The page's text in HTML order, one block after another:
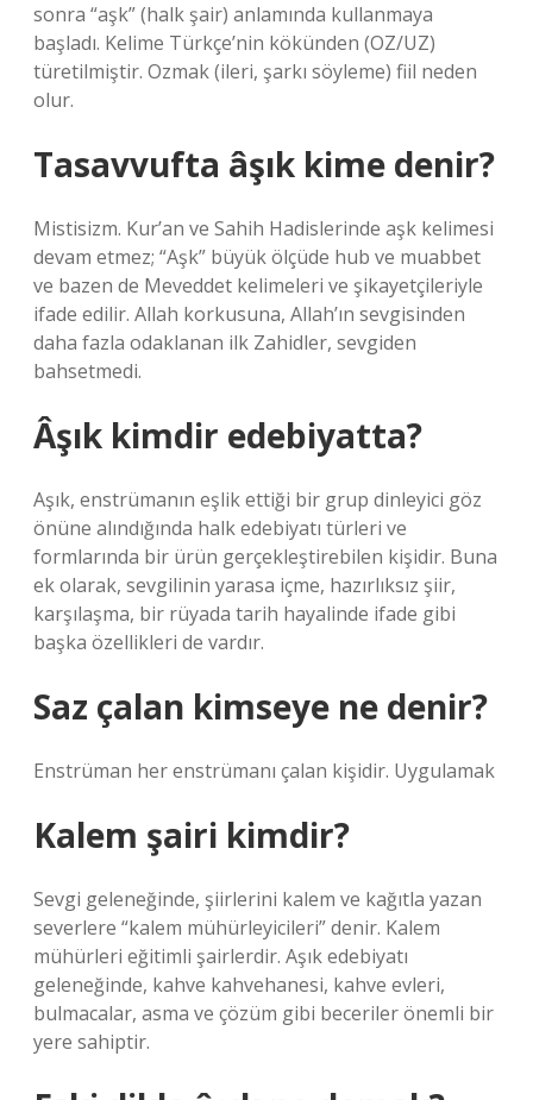
sonra “aşk” (halk şair) anlamında kullanmaya
başladı. Kelime Türkçe’nin kökünden (OZ/UZ)
türetilmiştir. Ozmak (ileri, şarkı söyleme) fiil neden
olur.
Tasavvufta âşık kime denir?
Mistisizm. Kur’an ve Sahih Hadislerinde aşk kelimesi
devam etmez; “Aşk” büyük ölçüde hub ve muabbet
ve bazen de Meveddet kelimeleri ve şikayetçileriyle
ifade edilir. Allah korkusuna, Allah’ın sevgisinden
daha fazla odaklanan ilk Zahidler, sevgiden
bahsetmedi.
Âşık kimdir edebiyatta?
Aşık, enstrümanın eşlik ettiği bir grup dinleyici göz
önüne alındığında halk edebiyatı türleri ve
formlarında bir ürün gerçekleştirebilen kişidir. Buna
ek olarak, sevgilinin yarasa içme, hazırlıksız şiir,
karşılaşma, bir rüyada tarih hayalinde ifade gibi
başka özellikleri de vardır.
Saz çalan kimseye ne denir?
Enstrüman her enstrümanı çalan kişidir. Uygulamak
Kalem şairi kimdir?
Sevgi geleneğinde, şiirlerini kalem ve kağıtla yazan
severlere “kalem mühürleyicileri” denir. Kalem
mühürleri eğitimli şairlerdir. Aşık edebiyatı
geleneğinde, kahve kahvehanesi, kahve evleri,
bulmacalar, asma ve çözüm gibi beceriler önemli bir
yere sahiptir.